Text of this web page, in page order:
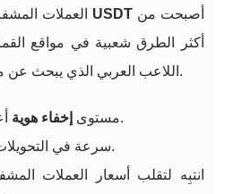
العملات USDTأصبحت من
أكثر الطرق شعبية في مواقع
اللاعب العربي الذي يبحث عن مستوى أعلى من الخصوصية.
مستوى إخفاء هوية
أعلى من البطاقات البنكية.
سرعة في التحويلات عالميًا، أحيانًا في دقائق.
انتبِه لتقلب أسعار العملات